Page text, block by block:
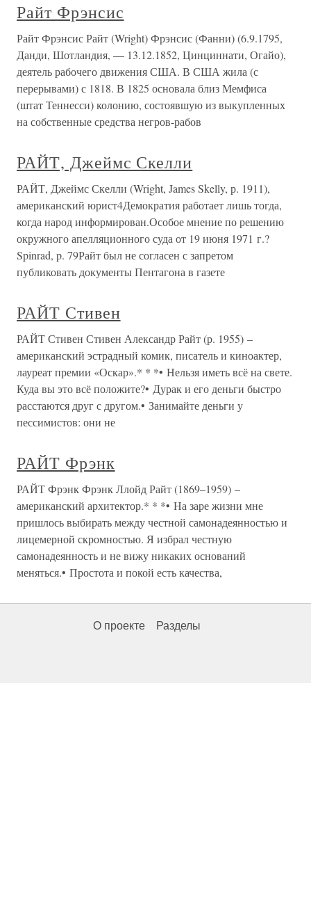
Райт Фрэнсис
Райт Фрэнсис Райт (Wright) Фрэнсис (Фанни) (6.9.1795,
Данди, Шотландия, — 13.12.1852, Цинциннати, Огайо),
деятель рабочего движения США. В США жила (с
перерывами) с 1818. В 1825 основала близ Мемфиса
(штат Теннесси) колонию, состоявшую из выкупленных
на собственные средства негров-рабов
РАЙТ, Джеймс Скелли
РАЙТ, Джеймс Скелли (Wright, James Skelly, р. 1911),
американский юрист4Демократия работает лишь тогда,
когда народ информирован.Особое мнение по решению
окружного апелляционного суда от 19 июня 1971 г.?
Spinrad, p. 79Райт был не согласен с запретом
публиковать документы Пентагона в газете
РАЙТ Стивен
РАЙТ Стивен Стивен Александр Райт (р. 1955) –
американский эстрадный комик, писатель и киноактер,
лауреат премии «Оскар».* * *• Нельзя иметь всё на свете.
Куда вы это всё положите?• Дурак и его деньги быстро
расстаются друг с другом.• Занимайте деньги у
пессимистов: они не
РАЙТ Фрэнк
РАЙТ Фрэнк Фрэнк Ллойд Райт (1869–1959) –
американский архитектор.* * *• На заре жизни мне
пришлось выбирать между честной самонадеянностью и
лицемерной скромностью. Я избрал честную
самонадеянность и не вижу никаких оснований
меняться.• Простота и покой есть качества,
О проекте Разделы